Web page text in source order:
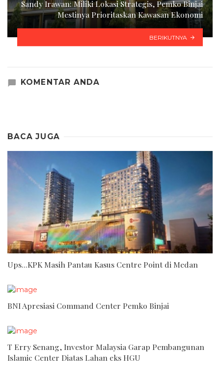
Sandy Irawan: Miliki Lokasi Strategis, Pemko Binjai
Mestinya Prioritaskan Kawasan Ekonomi
BERIKUTNYA
KOMENTAR ANDA
BACA JUGA
Ups...KPK Masih Pantau Kasus Centre Point di Medan
BNI Apresiasi Command Center Pemko Binjai
T Erry Senang, Investor Malaysia Garap Pembangunan
Islamic Center Diatas Lahan eks HGU